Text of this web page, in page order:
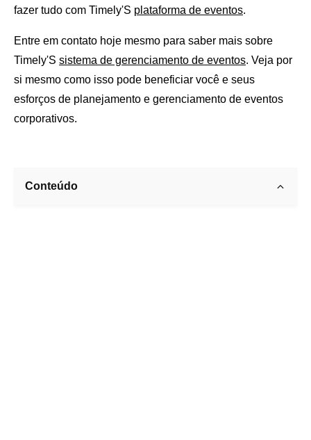
fazer tudo com Timely'S plataforma de eventos.
Entre em contato hoje mesmo para saber mais sobre
Timely'S sistema de gerenciamento de eventos. Veja por
si mesmo como isso pode beneficiar você e seus
esforços de planejamento e gerenciamento de eventos
corporativos.
Conteúdo